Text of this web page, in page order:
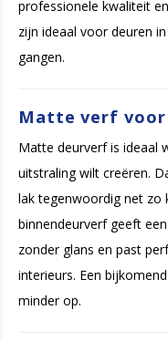
professionele kwaliteit
zijn ideaal voor deuren
gangen.
Matte verf voor
Matte deurverf is ideaal
uitstraling wilt creëren.
lak tegenwoordig net zo
binnendeurverf geeft
zonder glans en past
interieurs. Een
minder op.